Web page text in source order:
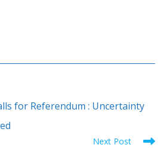
for Referendum : Uncertainty
Next Post